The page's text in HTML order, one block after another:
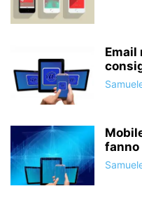
Email
fanno